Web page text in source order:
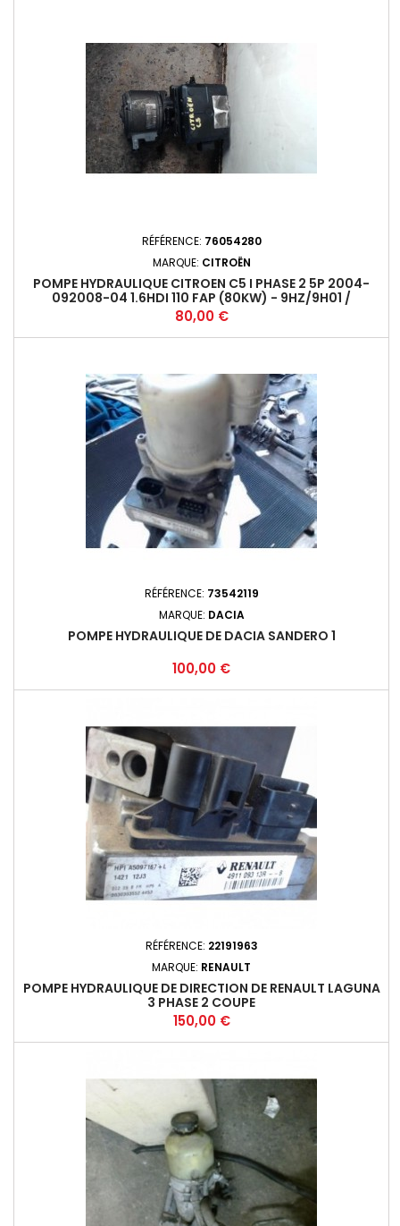
RÉFÉRENCE: 76054280
MARQUE: CITROËN
POMPE HYDRAULIQUE CITROEN C5 I PHASE 2 5P 2004-
092008-04 1.6HDI 110 FAP (80KW) - 9HZ/9H01 /
DV6TED4 -
Prix
80,00 €
RÉFÉRENCE: 73542119
MARQUE: DACIA
POMPE HYDRAULIQUE DE DACIA SANDERO 1
Prix
100,00 €
RÉFÉRENCE: 22191963
MARQUE: RENAULT
POMPE HYDRAULIQUE DE DIRECTION DE RENAULT LAGUNA
3 PHASE 2 COUPE
Prix
150,00 €